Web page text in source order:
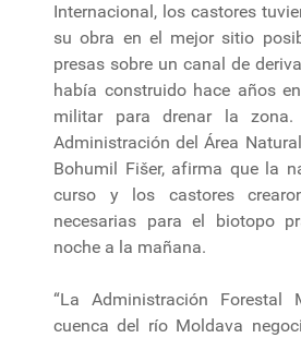
Internacional, los castores
su obra en el mejor sitio
presas sobre un canal de
había construido hace años
militar para drenar la
Administración del Área
Bohumil Fišer, afirma que la
curso y los castores
necesarias para el biotopo
noche a la mañana.
“La Administración
cuenca del río Moldava